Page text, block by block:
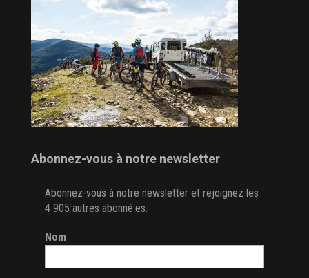
Abonnez-vous à notre newsletter
Abonnez-vous à notre newsletter et rejoignez les
4 905 autres abonné·es.
Nom